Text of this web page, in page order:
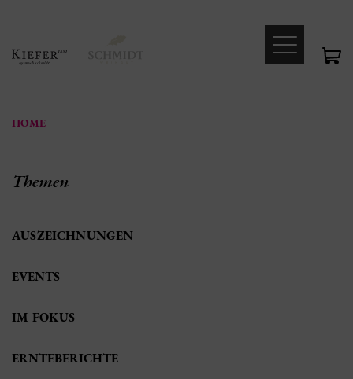
HOME
Themen
AUSZEICHNUNGEN
EVENTS
IM FOKUS
ERNTEBERICHTE